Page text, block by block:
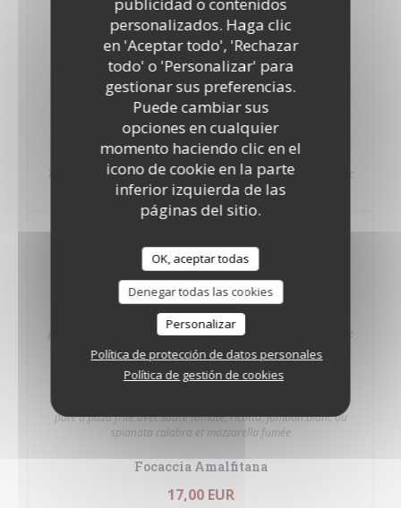
personalizados. Haga clic
en 'Aceptar todo', 'Rechazar
todo' o 'Personalizar' para
gestionar sus preferencias.
Puede cambiar sus
opciones en cualquier
momento haciendo clic en el
icono de cookie en la parte
inferior izquierda de las
páginas del sitio.
OK, aceptar todas
Denegar todas las cookies
Personalizar
Política de protección de datos personales
Política de gestión de cookies
Oeuf, champignons, olives noires...
Supplément pour pizza 5 €
5,00 EUR
Jambon de Parme, Bresaola, Mozzarella Bufala, Burrata
Supplément pour pizza sans gluten 3 €
3,00 EUR
Toutes les pizza sur la carte peuvent être fait en sans gluten avec
un supplément de 3€ par rapport au prix initial de la pizza.
Pizza Fritta
16,00 EUR
pâte à pizza frite avec sauce tomate, ricotta et mozzarella fumée
Pizza Fritta Completa
pâte à pizza frite avec sauce tomate, ricotta, jambon blanc ou
spianata calabra et mozzarella fumée
Focaccia Amalfitana
17,00 EUR